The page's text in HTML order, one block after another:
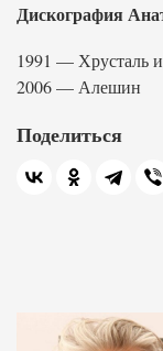
Дискография
1991 — Хрусталь
2006 — Алешин
Поделиться